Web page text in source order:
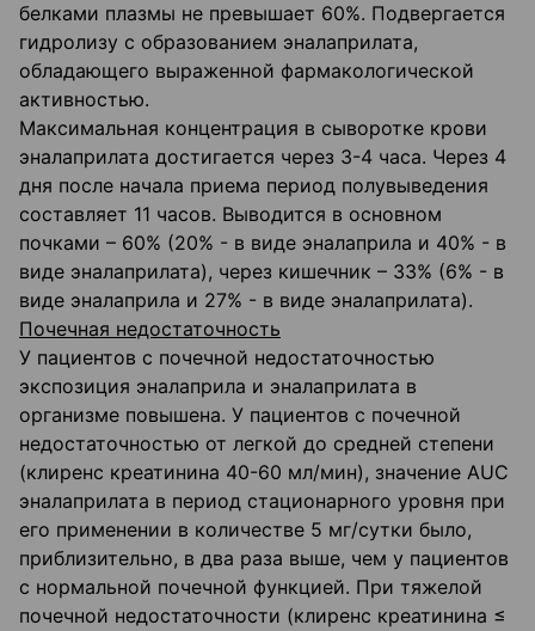
белками плазмы не превышает 60%. Подвергается
гидролизу с образованием эналаприлата,
обладающего выраженной фармакологической
активностью.
Максимальная концентрация в сыворотке крови
эналаприлата достигается через 3-4 часа. Через 4
дня после начала приема период полувыведения
составляет 11 часов. Выводится в основном
почками – 60% (20% - в виде эналаприла и 40% - в
виде эналаприлата), через кишечник – 33% (6% - в
виде эналаприла и 27% - в виде эналаприлата).
Почечная недостаточность
У пациентов с почечной недостаточностью
экспозиция эналаприла и эналаприлата в
организме повышена. У пациентов с почечной
недостаточностью от легкой до средней степени
(клиренс креатинина 40-60 мл/мин), значение AUC
эналаприлата в период стационарного уровня при
его применении в количестве 5 мг/сутки было,
приблизительно, в два раза выше, чем у пациентов
с нормальной почечной функцией. При тяжелой
почечной недостаточности (клиренс креатинина ≤